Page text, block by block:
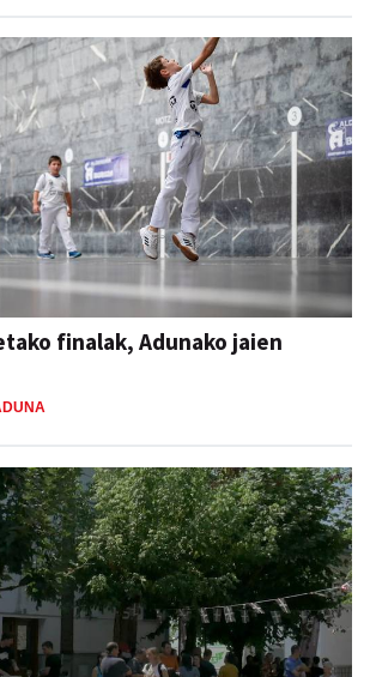
finalak, Adunako jaien